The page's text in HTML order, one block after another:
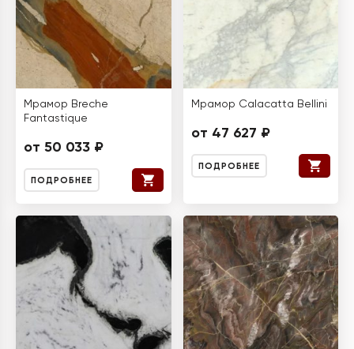
Мрамор Breche
Fantastique
от 50 033 ₽
ПОДРОБНЕЕ
Мрамор Calacatta Bellini
от 47 627 ₽
ПОДРОБНЕЕ